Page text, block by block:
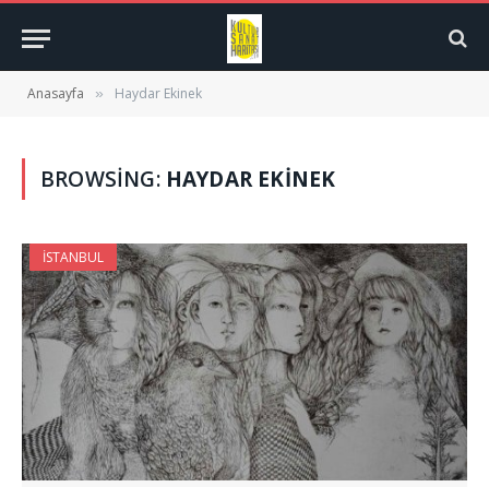
Anasayfa » Haydar Ekinek
BROWSING: HAYDAR EKINEK
İSTANBUL